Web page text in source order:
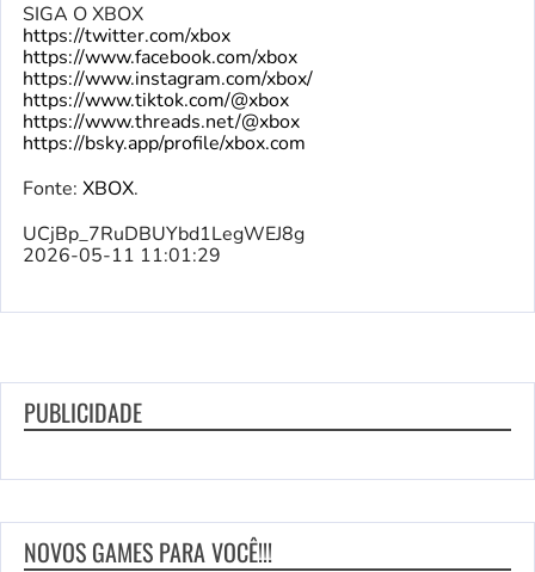
SIGA O XBOX
https://twitter.com/xbox
https://www.facebook.com/xbox
https://www.instagram.com/xbox/
https://www.tiktok.com/@xbox
https://www.threads.net/@xbox
https://bsky.app/profile/xbox.com
Fonte: XBOX.
UCjBp_7RuDBUYbd1LegWEJ8g
2026-05-11 11:01:29
PUBLICIDADE
NOVOS GAMES PARA VOCÊ!!!